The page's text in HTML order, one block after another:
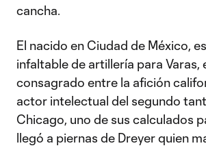
cancha.
El nacido en Ciudad de México,
infaltable de artillería para Varas,
consagrado entre la afición
actor intelectual del segundo
Chicago, uno de sus calculados
llegó a piernas de Dreyer quien